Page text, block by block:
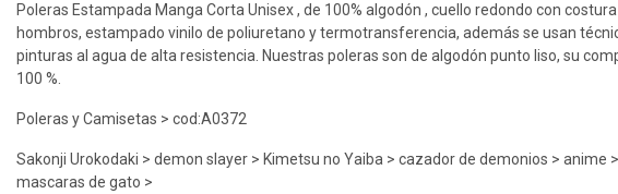
Poleras Estampada Manga Corta Unisex , de 100% algodón , cuello redondo con
hombros, estampado vinilo de poliuretano y termotransferencia, además se usan
pinturas al agua de alta resistencia. Nuestras poleras son de algodón punto liso, su
100 %.
Poleras y Camisetas > cod:A0372
Sakonji Urokodaki > demon slayer > Kimetsu no Yaiba > cazador de demonios > anime
mascaras de gato >